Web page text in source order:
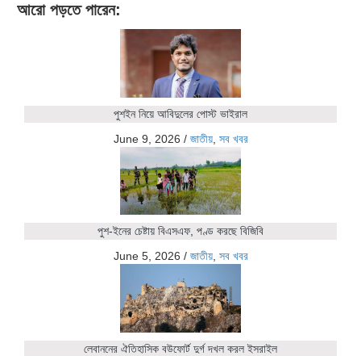
আরো পড়তে পারেন:
পুশইন নিয়ে আবিদুলের পোস্ট ভাইরাল
June 9, 2026 / জাতীয়, সব খবর
পুশ-ইনের চেষ্টায় বিএসএফ, পণ্ড করছে বিজিবি
June 5, 2026 / জাতীয়, সব খবর
লেবাননের ঐতিহাসিক বউফোর্ট দুর্গ দখল করল ইসরাইল